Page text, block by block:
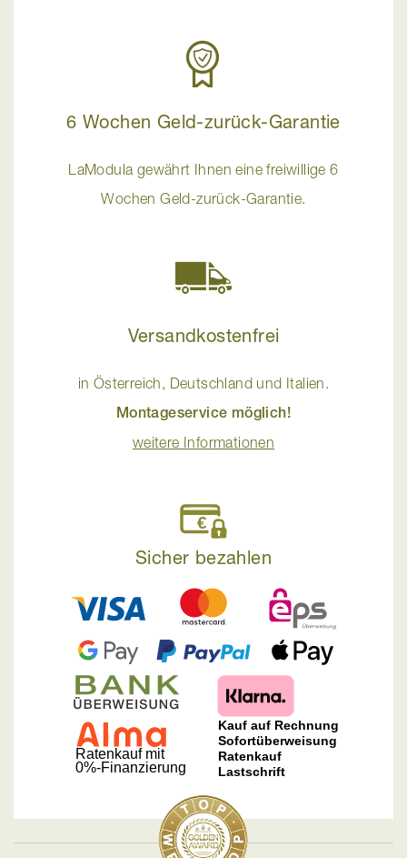
6 Wochen Geld-zurück-Garantie
LaModula gewährt Ihnen eine freiwillige 6
Wochen Geld-zurück-Garantie.
Versandkostenfrei
in Österreich, Deutschland und Italien.
Montageservice möglich!
weitere Informationen
Sicher bezahlen